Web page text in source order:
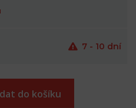
7 - 10 dní
do košíku